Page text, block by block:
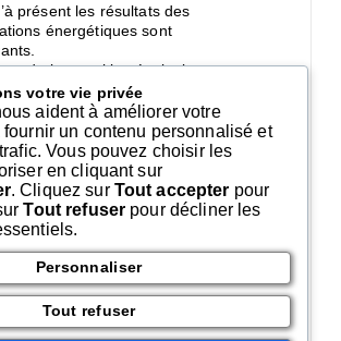
présent les résultats des
énergétiques sont
de la transition écologique,
bilan 2019, déplore que 75%
d’un montant de 10 000 €
même pas la classe
ce projet, il va falloir être
et trouver les
publics et privés
Cela équivaut à 90
d’euros jusque 2040 !
un premier temps, les
devront débuter sur les
de catégories F et G puis,
second temps, les logements
votre vie privée
aident à améliorer votre
un contenu personnalisé et
Vous pouvez choisir les
en cliquant sur
. Cliquez sur Tout accepter pour
Tout refuser pour décliner les
Personnaliser
Tout refuser